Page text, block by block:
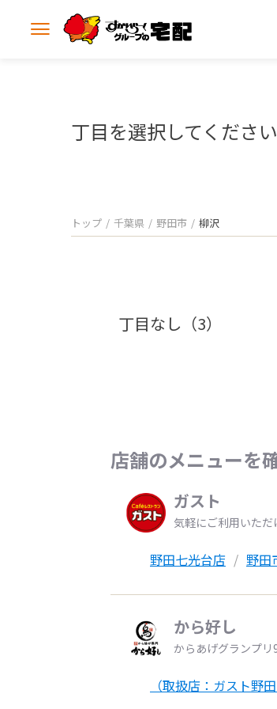
メ
丁目を選択してください
トップ 千葉県 野田市 柳沢
丁目なし（3）
店舗のメニューを
ガスト
気軽にご利用いた
野田七光台店 野田
から好し
からあげグランプリ
（取扱店：ガスト野